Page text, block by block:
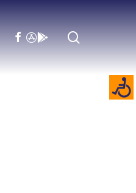
facebook
flickrbehance